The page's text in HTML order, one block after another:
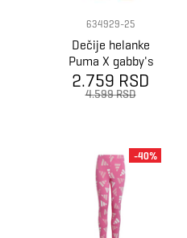
634929-25
Dečije helanke
Puma X gabby's
dollhouse flared
leggings
2.759 RSD
4.599 RSD
-40%